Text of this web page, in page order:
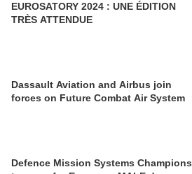
EUROSATORY 2024 : UNE ÉDITION
TRÈS ATTENDUE
Dassault Aviation and Airbus join
forces on Future Combat Air System
Defence Mission Systems Champions